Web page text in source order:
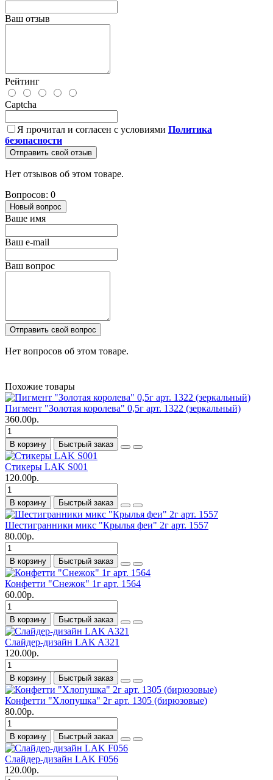
Ваш отзыв
Рейтинг
Captcha
Я прочитал и согласен с условиями Политика
безопасности
Отправить свой отзыв
Нет отзывов об этом товаре.
Вопросов: 0
Новый вопрос
Ваше имя
Ваш e-mail
Ваш вопрос
Отправить свой вопрос
Нет вопросов об этом товаре.
Похожие товары
Пигмент "Золотая королева" 0,5г арт. 1322 (зеркальный)
360.00р.
В корзину Быстрый заказ
Стикеры LAK S001
120.00р.
В корзину Быстрый заказ
Шестигранники микс "Крылья феи" 2г арт. 1557
80.00р.
В корзину Быстрый заказ
Конфетти "Снежок" 1г арт. 1564
60.00р.
В корзину Быстрый заказ
Слайдер-дизайн LAK A321
120.00р.
В корзину Быстрый заказ
Конфетти "Хлопушка" 2г арт. 1305 (бирюзовые)
80.00р.
В корзину Быстрый заказ
Слайдер-дизайн LAK F056
120.00р.